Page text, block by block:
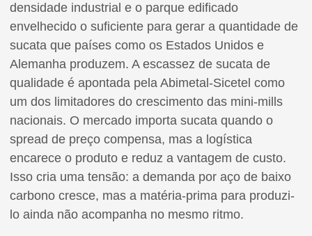
densidade industrial e o parque edificado
envelhecido o suficiente para gerar a quantidade de
sucata que países como os Estados Unidos e
Alemanha produzem. A escassez de sucata de
qualidade é apontada pela Abimetal-Sicetel como
um dos limitadores do crescimento das mini-mills
nacionais. O mercado importa sucata quando o
spread de preço compensa, mas a logística
encarece o produto e reduz a vantagem de custo.
Isso cria uma tensão: a demanda por aço de baixo
carbono cresce, mas a matéria-prima para produzi-
lo ainda não acompanha no mesmo ritmo.